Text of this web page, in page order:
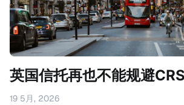
英国信托再也不能规避
19 5月, 2026